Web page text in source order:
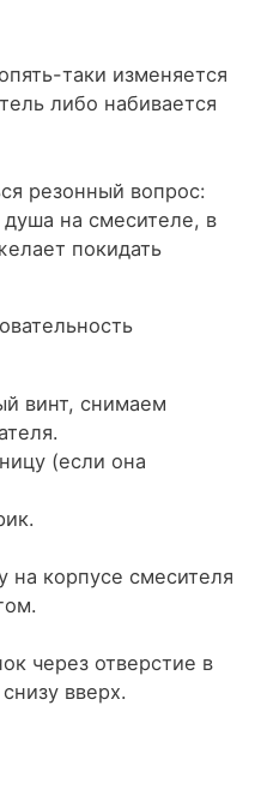
таки изменяется
либо набивается
резонный вопрос:
душа на смесителе, в
покидать
винт, снимаем
(если она
на корпусе смесителя
через отверстие в
вверх.